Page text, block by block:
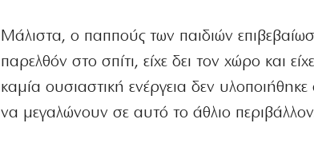
Μάλιστα, ο παππούς των παιδιών
παρελθόν στο σπίτι, είχε δει τον χώρο και
καμία ουσιαστική ενέργεια δεν
να μεγαλώνουν σε αυτό το άθλιο